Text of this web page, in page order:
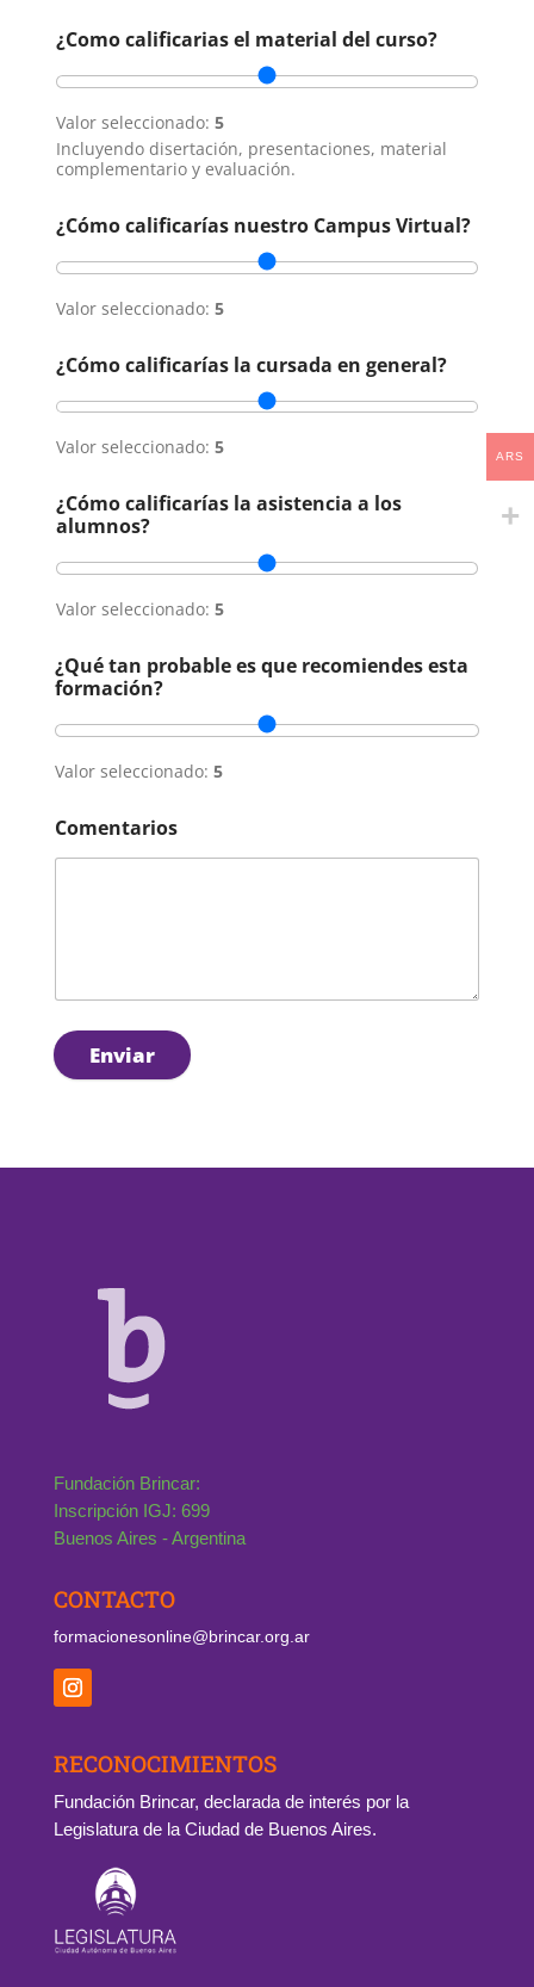
¿Como calificarias el material del curso?
Valor seleccionado: 5
Incluyendo disertación, presentaciones, material
complementario y evaluación.
¿Cómo calificarías nuestro Campus Virtual?
Valor seleccionado: 5
¿Cómo calificarías la cursada en general?
Valor seleccionado: 5
¿Cómo calificarías la asistencia a los
alumnos?
Valor seleccionado: 5
¿Qué tan probable es que recomiendes esta
formación?
Valor seleccionado: 5
Comentarios
Enviar
Fundación Brincar:
Inscripción IGJ: 699
Buenos Aires - Argentina
CONTACTO
formacionesonline@brincar.org.ar
RECONOCIMIENTOS
Fundación Brincar, declarada de interés por la
Legislatura de la Ciudad de Buenos Aires.
ARS